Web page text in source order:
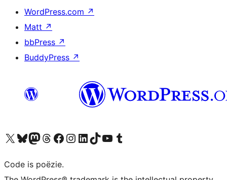
WordPress.com ↗
Matt ↗
bbPress ↗
BuddyPress ↗
Bezoek ons X (voorheen Twitter) account
Bezoek ons Bluesky account
Bezoek ons Mastodon account
Bezoek ons Threads account
Onze Facebook pagina bezoeken
Bezoek ons Instagram account
Bezoek ons LinkedIn account
Bezoek ons TikTok account
Bezoek ons YouTube kanaalBezoek ons Tumblr account
Code is poëzie.